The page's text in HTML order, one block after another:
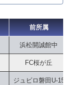
前所属
浜松開誠館中
FC桜が丘
ジュビロ磐田U-15